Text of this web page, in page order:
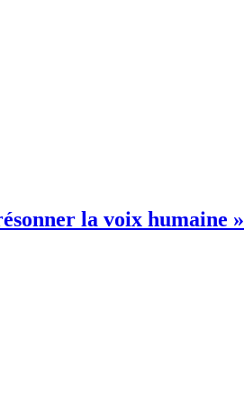
la voix humaine »